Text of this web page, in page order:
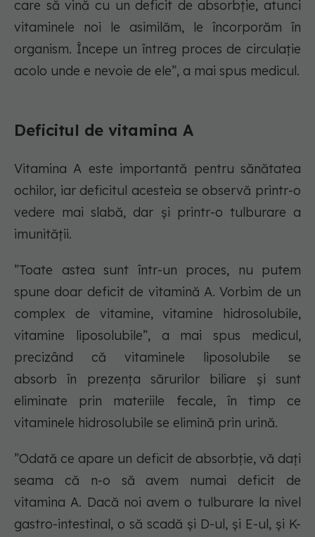
care să vină cu un deficit de absorbție, atunci
vitaminele noi le asimilăm, le încorporăm în
organism. Începe un întreg proces de circulație
acolo unde e nevoie de ele”, a mai spus medicul.
Deficitul de vitamina A
Vitamina A este importantă pentru sănătatea
ochilor, iar deficitul acesteia se observă printr-o
vedere mai slabă, dar și printr-o tulburare a
imunității.
”Toate astea sunt într-un proces, nu putem
spune doar deficit de vitamină A. Vorbim de un
complex de vitamine, vitamine hidrosolubile,
vitamine liposolubile”, a mai spus medicul,
precizând că vitaminele liposolubile se
absorb în prezența sărurilor biliare și sunt
eliminate prin materiile fecale, în timp ce
vitaminele hidrosolubile se elimină prin urină.
”Odată ce apare un deficit de absorbție, vă dați
seama că n-o să avem numai deficit de
vitamina A. Dacă noi avem o tulburare la nivel
gastro-intestinal, o să scadă și D-ul, și E-ul, și K-